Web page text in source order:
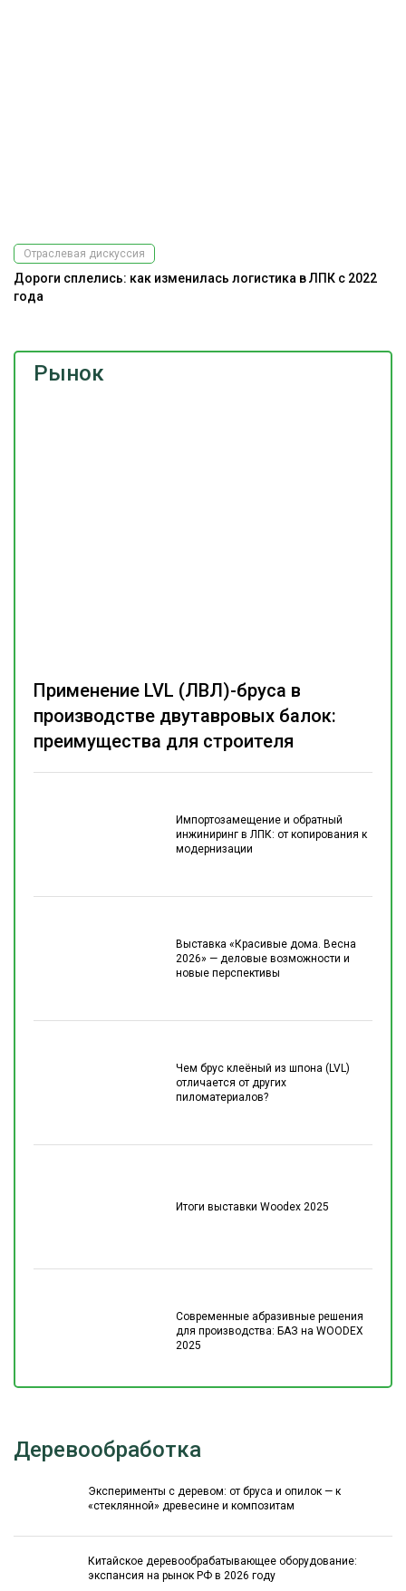
Рынок
Импортозамещение и обратный
инжиниринг в ЛПК: от копирования к
модернизации
Выставка «Красивые дома. Весна
2026» — деловые возможности и
новые перспективы
Чем брус клеёный из шпона (LVL)
отличается от других
пиломатериалов?
Итоги выставки Woodex 2025
Современные абразивные решения
для производства: БАЗ на WOODEX
2025
Применение LVL (ЛВЛ)-бруса в
производстве двутавровых балок:
преимущества для строителя
Отраслевая дискуссия
Дороги сплелись: как изменилась логистика в ЛПК с 2022
года
Деревообработка
Эксперименты с деревом: от бруса и опилок — к
«стеклянной» древесине и композитам
Китайское деревообрабатывающее оборудование:
экспансия на рынок РФ в 2026 году